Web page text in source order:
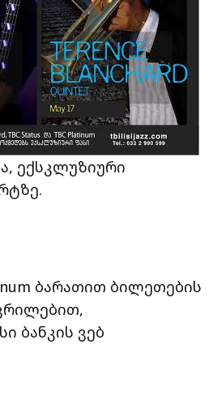
ექსკლუზიური
ბარათით ბილეთების
ბანკის ვებ